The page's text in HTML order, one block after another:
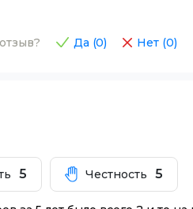
Да (0) Нет (0)
5 Честность 5